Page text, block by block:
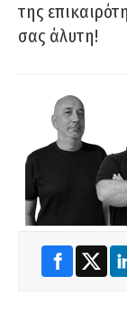
της
σας άλυτη!